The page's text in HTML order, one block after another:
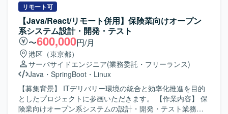
Flow によるPRベースの開発プロセスと、Playwrightによる
E2Eテストを組み合わせた品質管理体制を整備しています。
おり、フォロー体制の中で製造業向けシステム開発の知見
やスキルを体系的に習得できる環境です。 【開発環境】 フ
ロントエンドはTypeScript（JavaScript）とVue.js、バック
エンドはTypeScript（JavaScript）とNode.jsを用い、デー
タベースにPostgreSQL、インフラにAWSを利用した構成と
なっております。
っていただきます。 各企業の業務ニーズに最適化したWeb
アプリケーションと独自開発のプラグインを組み合わせた
ソリューションにおいて、要件定義や技術選定、基本設
計・詳細設計、フロントエンドおよびバックエンドの実
装、テスト、運用保守までを一貫してご担当いただきま
す。 【求める人物像】 生成AI技術への関心が高く、新しい
技術スタックの選定や検証に主体的に取り組んでいただけ
る方を求めています。顧客の業務課題を理解し、関係者と
円滑にコミュニケーションを取りながらソリューションを
形にしていける方が望ましいです。 【ポジションの魅力】
生成AIを活用した業務Webアプリケーションの設計から運
リモート可
【Java/React/リモート併用】保険業向けオープン
系システム設計・開発・テスト
〜600,000円/月
港区（東京都）
サーバサイドエンジニア(業務委託・フリーランス)
Java ・ SpringBoot ・ Linux
【募集背景】 ITデリバリー環境の統合と効率化推進を目的
としたプロジェクトに参画いただきます。 【作業内容】 保
険業向けオープン系システムの設計・開発・テスト業務を